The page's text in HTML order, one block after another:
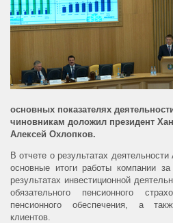
основных показателях
чиновникам доложил президент
Алексей Охлопков.
В отчете о результатах
основные итоги работы компании
результатах инвестиционной
обязательного пенсионного
пенсионного обеспечения, а
клиентов.